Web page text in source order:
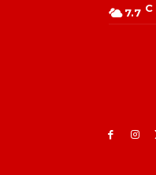
7.7 C